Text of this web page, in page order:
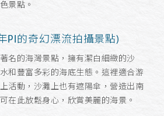
景點。
PI的奇幻漂流拍攝景點)
名的海灣景點，擁有潔白細緻的沙
和豐富多彩的海底生態。這裡適合游
活動，沙灘上也有遮陽傘，營造出南
在此放鬆身心，欣賞美麗的海景。